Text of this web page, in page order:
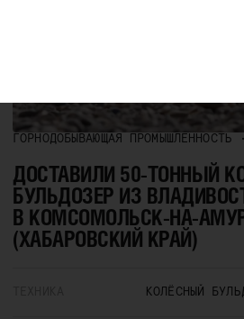
ГОРНОДОБЫВАЮЩАЯ ПРОМЫШЛЕННОСТЬ
ДОСТАВИЛИ 50-ТОННЫЙ
БУЛЬДОЗЕР ИЗ
В КОМСОМОЛЬСК-НА-
(ХАБАРОВСКИЙ КРАЙ)
КОЛЁСНЫЙ